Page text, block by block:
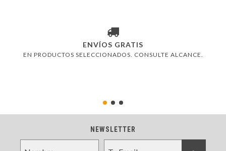
ENVÍOS GRATIS
EN PRODUCTOS SELECCIONADOS. CONSULTE ALCANCE.
NEWSLETTER